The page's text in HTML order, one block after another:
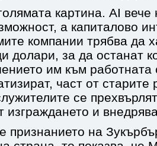
картина. AI вече
а капиталово
компании трябва да
долари, за да останат
им към работната
част от старите
се
изграждането и
признанието на